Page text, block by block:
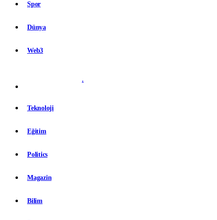
Spor
Dünya
Web3
.
Teknoloji
Eğitim
Politics
Magazin
Bilim